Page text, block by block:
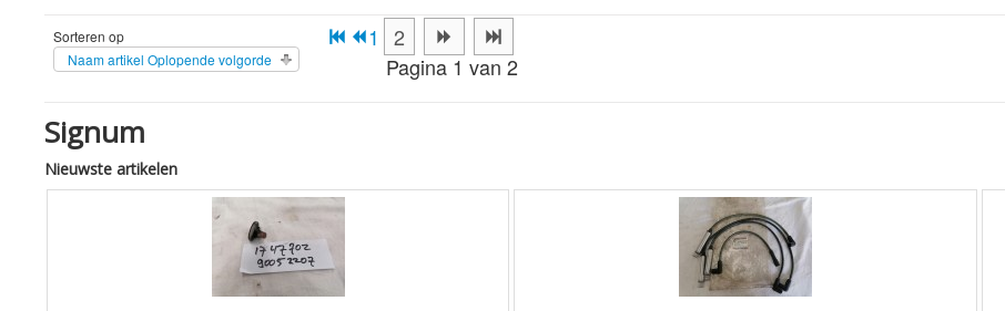
Sorteren op
Naam artikel Oplopende volgorde
1
2
Pagina 1 van 2
Signum
Nieuwste artikelen